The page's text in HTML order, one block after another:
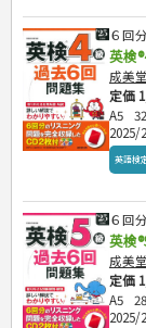
６回
英検
成美
定価
A5
2025/
英語検
６回
英検
成美
定価
A5
2025/